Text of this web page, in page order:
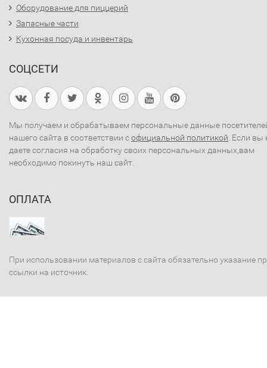
Оборудование для пиццерий
Запасные части
Кухонная посуда и инвентарь
СОЦСЕТИ
Мы получаем и обрабатываем персональные данные
нашего сайта в соответствии софициальной политикой . Если вы
даете согласия на обработку своих персональных данных,вам
необходимо покинуть наш сайт.
ОПЛАТА
При использовании материалов с сайта обязательно указание
ссылки на источник.